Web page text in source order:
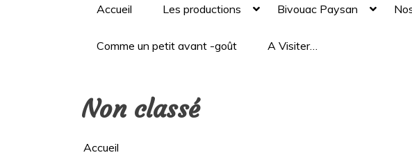
Accueil Les productions Bivouac Paysan
Comme un petit avant -goût A Visiter…
Non classé
Accueil